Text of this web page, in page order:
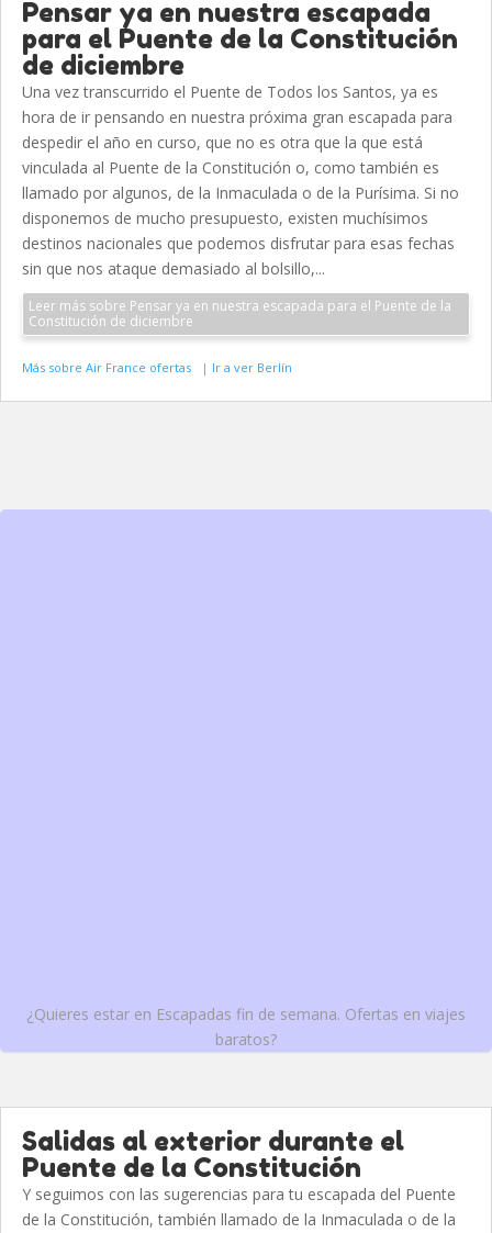
Pensar ya en nuestra escapada
para el Puente de la Constitución
de diciembre
Una vez transcurrido el Puente de Todos los Santos, ya es
hora de ir pensando en nuestra próxima gran escapada para
despedir el año en curso, que no es otra que la que está
vinculada al Puente de la Constitución o, como también es
llamado por algunos, de la Inmaculada o de la Purísima. Si no
disponemos de mucho presupuesto, existen muchísimos
destinos nacionales que podemos disfrutar para esas fechas
sin que nos ataque demasiado al bolsillo,...
Leer más sobre Pensar ya en nuestra escapada para el Puente de la
Constitución de diciembre
Más sobre Air France ofertas | Ir a ver Berlín
¿Quieres estar en Escapadas fin de semana. Ofertas en viajes
baratos?
Salidas al exterior durante el
Puente de la Constitución
Y seguimos con las sugerencias para tu escapada del Puente
de la Constitución, también llamado de la Inmaculada o de la